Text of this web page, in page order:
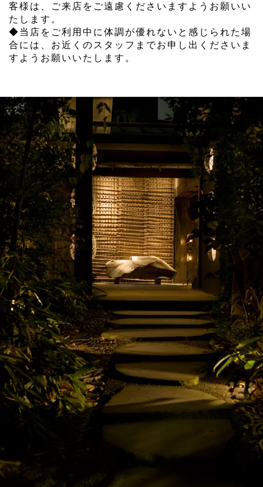
客様は、ご来店をご遠慮くださいますようお願いい
たします。
◆当店をご利用中に体調が優れないと感じられた場
合には、お近くのスタッフまでお申し出くださいま
すようお願いいたします。